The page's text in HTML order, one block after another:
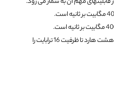
این دستگاه دارای قابلیت اتصال هشت هارد تا ظرفیت 16 ترابایت را